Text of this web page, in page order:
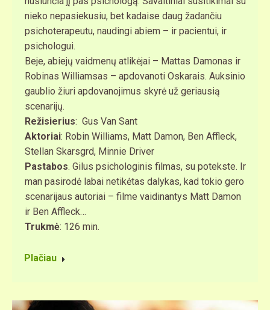
nieko nepasiekusiu, bet kadaise daug žadančiu
psichoterapeutu, naudingi abiem – ir pacientui, ir
psichologui.
Beje, abiejų vaidmenų atlikėjai – Mattas Damonas ir
Robinas Williamsas – apdovanoti Oskarais. Auksinio
gaublio žiuri apdovanojimus skyrė už geriausią
scenarijų.
Režisierius: Gus Van Sant
Aktoriai: Robin Williams, Matt Damon, Ben Affleck,
Stellan Skarsgrd, Minnie Driver
Pastabos. Gilus psichologinis filmas, su potekste. Ir
man pasirodė labai netikėtas dalykas, kad tokio gero
scenarijaus autoriai – filme vaidinantys Matt Damon
ir Ben Affleck…
Trukmė: 126 min.
Plačiau